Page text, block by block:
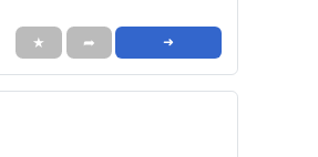
★ ➦ ➜